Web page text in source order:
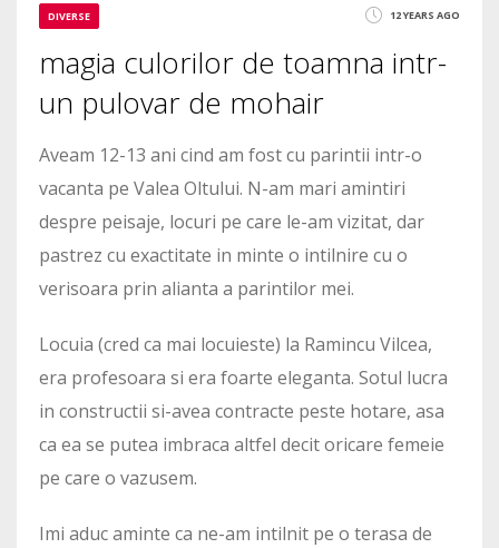
DIVERSE 12 YEARS AGO
magia culorilor de toamna intr-
un pulovar de mohair
Aveam 12-13 ani cind am fost cu parintii intr-o
vacanta pe Valea Oltului. N-am mari amintiri
despre peisaje, locuri pe care le-am vizitat, dar
pastrez cu exactitate in minte o intilnire cu o
verisoara prin alianta a parintilor mei.
Locuia (cred ca mai locuieste) la Ramincu Vilcea,
era profesoara si era foarte eleganta. Sotul lucra
in constructii si-avea contracte peste hotare, asa
ca ea se putea imbraca altfel decit oricare femeie
pe care o vazusem.
Imi aduc aminte ca ne-am intilnit pe o terasa de